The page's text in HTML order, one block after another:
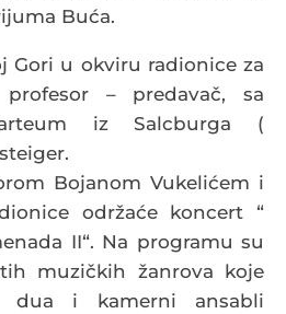
Buća.
Gori u okviru radionice za
– predavač, sa
iz Salcburga (
Bojanom Vukelićem i
održaće koncert “
II“. Na programu su
muzičkih žanrova koje
dua i kamerni ansabli